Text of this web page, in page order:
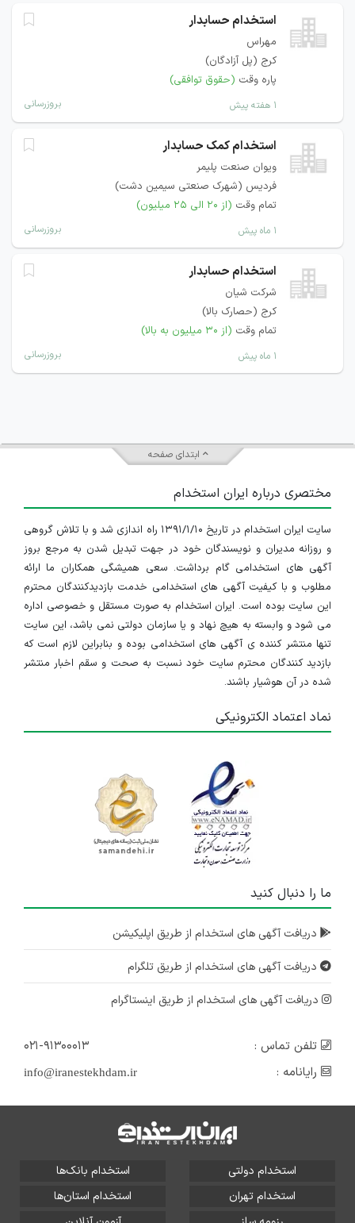
استخدام حسابدار
مهراس
کرج (پل آزادگان)
پاره وقت (حقوق توافقی)
۱ هفته پیش بروزرسانی
استخدام کمک حسابدار
ویوان صنعت پلیمر
فردیس (شهرک صنعتی سیمین دشت)
تمام وقت (از ۲۰ الی ۲۵ میلیون)
۱ ماه پیش بروزرسانی
استخدام حسابدار
شرکت شیان
کرج (حصارک بالا)
تمام وقت (از ۳۰ میلیون به بالا)
۱ ماه پیش بروزرسانی
ابتدای صفحه
مختصری درباره ایران استخدام
سایت ایران استخدام در تاریخ ۱۳۹۱/۱/۱۰ راه اندازی شد و با تلاش گروهی
و روزانه مدیران و نویسندگان خود در جهت تبدیل شدن به مرجع بروز
آگهی های استخدامی گام برداشت. سعی همیشگی همکاران ما ارائه
مطلوب و با کیفیت آگهی های استخدامی خدمت بازدیدکنندگان محترم
این سایت بوده است. ایران استخدام به صورت مستقل و خصوصی اداره
می شود و وابسته به هیچ نهاد و یا سازمان دولتی نمی باشد، این سایت
تنها منتشر کننده ی آگهی های استخدامی بوده و بنابراین لازم است که
بازدید کنندگان محترم سایت خود نسبت به صحت و سقم اخبار منتشر
شده در آن هوشیار باشند.
نماد اعتماد الکترونیکی
ما را دنبال کنید
دریافت آگهی های استخدام از طریق اپلیکیشن
دریافت آگهی های استخدام از طریق تلگرام
دریافت آگهی های استخدام از طریق اینستاگرام
تلفن تماس :
۰۲۱-۹۱۳۰۰۰۱۳
رایانامه :
info@iranestekhdam.ir
استخدام دولتی
استخدام بانک‌ها
استخدام تهران
استخدام استان‌ها